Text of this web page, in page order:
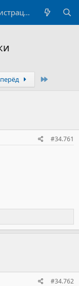
Регистрация
#34.761
#34.762